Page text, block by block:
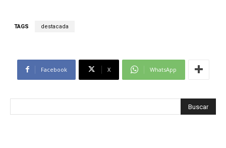
TAGS destacada
Facebook X WhatsApp